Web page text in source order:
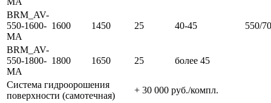
550/
BRM_AV-
550-1600-
MA
1600 1450 25 40-45
BRM_AV-
550-1800-
MA
1800 1650 25 более 45
Система гидроорошения
поверхности (самотечная)
+ 30 000 руб./компл.